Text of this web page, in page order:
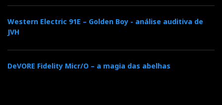
Western Electric 91E – Golden Boy - análise auditiva de
JVH
DeVORE Fidelity Micr/O – a magia das abelhas